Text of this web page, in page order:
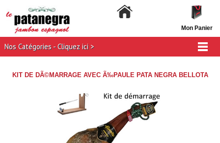
Mon Panier
Nos Catégories - Cliquez ici >
KIT DE DÃ©MARRAGE AVEC Ã‰PAULE PATA NEGRA BELLOTA